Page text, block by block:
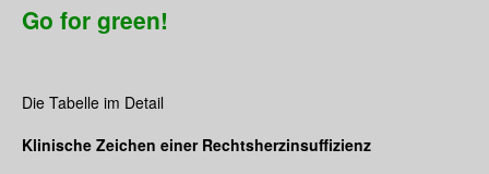
Go for green!
Die Tabelle im Detail
Klinische Zeichen einer Rechtsherzinsuffizienz